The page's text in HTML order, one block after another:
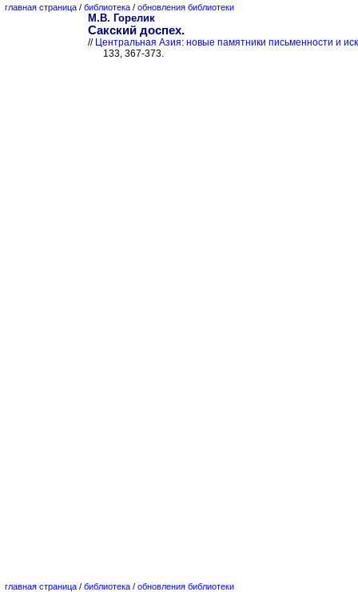
главная страница / библиотека / обновления библиотеки
М.В. Горелик
Сакский доспех.
// Центральная Азия: новые памятники письменности и
133, 367-373.
главная страница / библиотека / обновления библиотеки